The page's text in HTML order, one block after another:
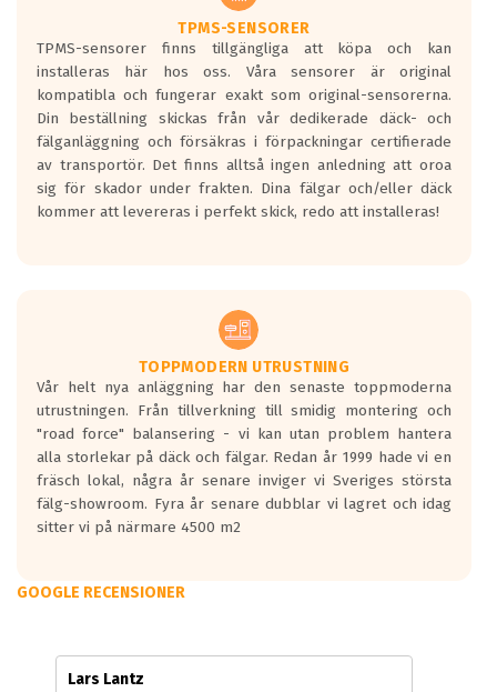
godkända för år 2016 nya regelverk.
Ett däck med en svart våg kommer vara
minst tre decibel tystare än det
regelverk som börjar gälla 2016.
TPMS-SENSORER
TPMS-sensorer finns tillgängliga att köpa och kan
installeras här hos oss. Våra sensorer är original
kompatibla och fungerar exakt som original-sensorerna.
Din beställning skickas från vår dedikerade däck- och
fälganläggning och försäkras i förpackningar certifierade
av transportör. Det finns alltså ingen anledning att oroa
sig för skador under frakten. Dina fälgar och/eller däck
kommer att levereras i perfekt skick, redo att installeras!
TOPPMODERN UTRUSTNING
Vår helt nya anläggning har den senaste toppmoderna
utrustningen. Från tillverkning till smidig montering och
"road force" balansering - vi kan utan problem hantera
alla storlekar på däck och fälgar. Redan år 1999 hade vi en
fräsch lokal, några år senare inviger vi Sveriges största
fälg-showroom. Fyra år senare dubblar vi lagret och idag
sitter vi på närmare 4500 m2
GOOGLE RECENSIONER
Lars Lantz